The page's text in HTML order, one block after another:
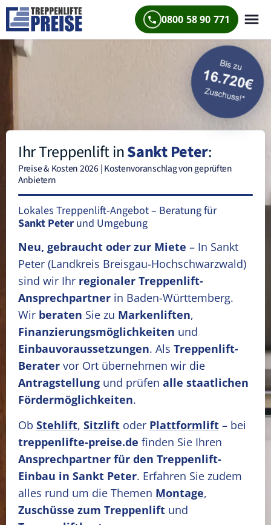
0800 58 90 771
Ihr Treppenlift inSankt Peter:
Preise & Kosten 2026 | Kostenvoranschlag von geprüften
Anbietern
Lokales Treppenlift-Angebot – Beratung für
Sankt Peter und Umgebung
Neu, gebraucht oder zur Miete – In Sankt
Peter (Landkreis Breisgau-Hochschwarzwald)
sind wir Ihr regionaler Treppenlift-
Ansprechpartner in Baden-Württemberg.
Wir beraten Sie zu Markenliften,
Finanzierungsmöglichkeiten und
Einbauvoraussetzungen. Als Treppenlift-
Berater vor Ort übernehmen wir die
Antragstellung und prüfen alle staatlichen
Fördermöglichkeiten.
Ob Stehlift, Sitzlift oder Plattformlift – bei
treppenlifte-preise.de finden Sie Ihren
Ansprechpartner für den Treppenlift-
Einbau in Sankt Peter. Erfahren Sie zudem
alles rund um die Themen Montage,
Zuschüsse zum Treppenlift und